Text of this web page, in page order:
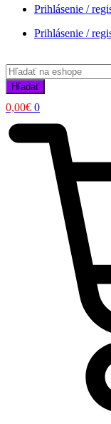
Prihlásenie /
Prihlásenie /
Products
search
Hľadať
0,00€ 0